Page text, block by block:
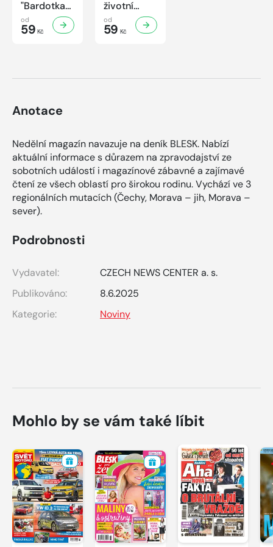
"Bardotka"
Jana
Brejchová
Mezi slávou
od
59 Kč
životní
příběh
sympaťáka
českého
od
59 Kč
Anotace
Nedělní magazín navazuje na deník BLESK. Nabízí
aktuální informace s důrazem na zpravodajství ze
sobotních událostí i magazínové zábavné a zajímavé
čtení ze všech oblastí pro širokou rodinu. Vychází ve 3
regionálních mutacích (Čechy, Morava – jih, Morava –
sever).
Podrobnosti
Vydavatel:
CZECH NEWS CENTER a. s.
Publikováno:
8.6.2025
Kategorie:
Noviny
Mohlo by se vám také líbit